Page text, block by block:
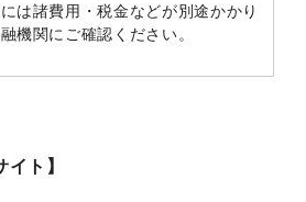
は諸費用・税金などが別途かかり
機関にご確認ください。
イト】